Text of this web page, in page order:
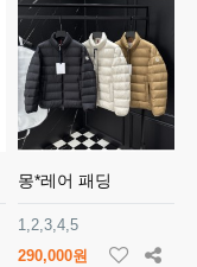
몽*레어 패딩
1,2,3,4,5
290,000원